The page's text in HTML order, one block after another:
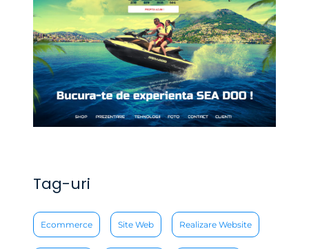
Tag-uri
Ecommerce Site Web Realizare Website